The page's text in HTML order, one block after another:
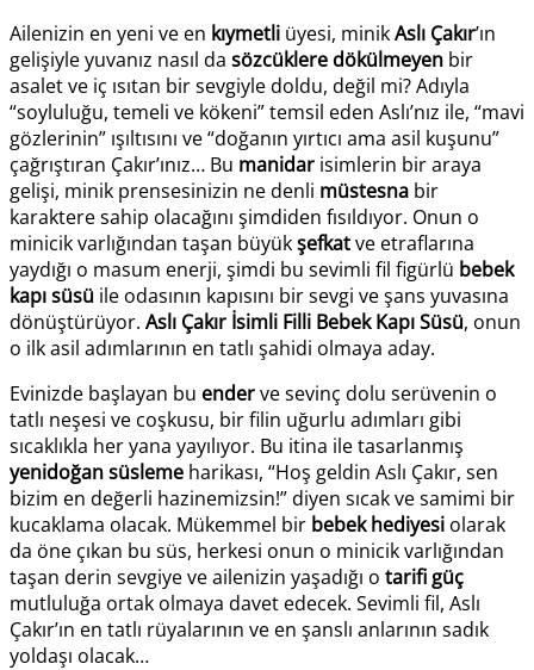
Ailenizin en yeni ve en kıymetli üyesi, minikAslı Çakır’ın
gelişiyle yuvanız nasıl da sözcüklere dökülmeyen bir
asalet ve iç ısıtan bir sevgiyle doldu, değil mi? Adıyla
“soyluluğu, temeli ve kökeni” temsil eden Aslı’nız ile, “mavi
gözlerinin” ışıltısını ve “doğanın yırtıcı ama asil kuşunu”
çağrıştıran Çakır’ınız… Bu manidar isimlerin bir araya
gelişi, minik prensesinizin ne denli müstesna bir
karaktere sahip olacağını şimdiden fısıldıyor. Onun o
minicik varlığından taşan büyükşefkatve etraflarına
yaydığı o masum enerji, şimdi bu sevimli fil figürlü bebek
kapı süsü ile odasının kapısını bir sevgi ve şans yuvasına
dönüştürüyor. Aslı Çakır İsimli Filli Bebek Kapı Süsü, onun
o ilk asil adımlarının en tatlı şahidi olmaya aday.
Evinizde başlayan bu enderve sevinç dolu serüvenin o
tatlı neşesi ve coşkusu, bir filin uğurlu adımları gibi
sıcaklıkla her yana yayılıyor. Bu itina ile tasarlanmış
yenidoğan süsleme harikası, “Hoş geldin Aslı Çakır, sen
bizim en değerli hazinemizsin!” diyen sıcak ve samimi bir
kucaklama olacak. Mükemmel bir bebek hediyesi olarak
da öne çıkan bu süs, herkesi onun o minicik varlığından
taşan derin sevgiye ve ailenizin yaşadığı o tarifi güç
mutluluğa ortak olmaya davet edecek. Sevimli fil, Aslı
Çakır’ın en tatlı rüyalarının ve en şanslı anlarının sadık
yoldaşı olacak…